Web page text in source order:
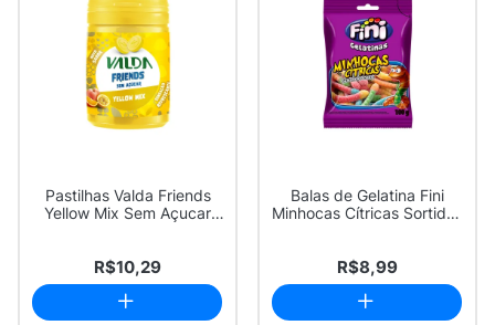
Pastilhas Valda Friends
Yellow Mix Sem Açucar
R$10,29
Balas de Gelatina Fini
Minhocas Cítricas Sortidas
R$8,99